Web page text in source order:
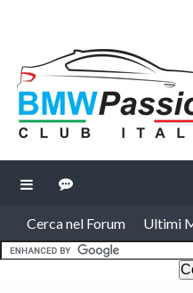
Cerca nel Forum Ultimi